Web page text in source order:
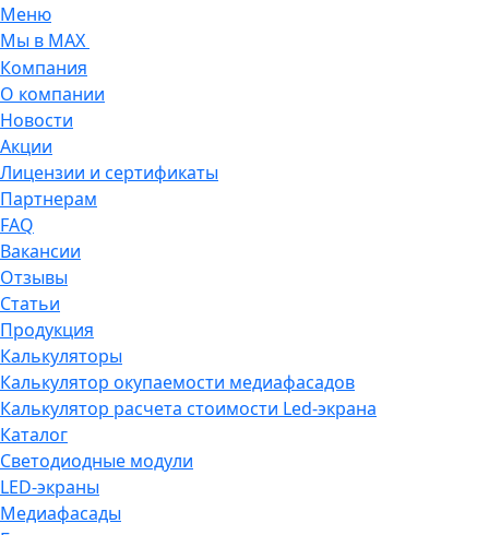
Меню
Мы в MAX
Компания
О компании
Новости
Акции
Лицензии и сертификаты
Партнерам
FAQ
Вакансии
Отзывы
Статьи
Продукция
Калькуляторы
Калькулятор окупаемости медиафасадов
Калькулятор расчета стоимости Led-экрана
Каталог
Светодиодные модули
LED-экраны
Медиафасады